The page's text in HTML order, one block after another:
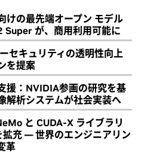
けの最先端オープン モデル
が、商用利用可能に
セキュリティの透明性向上
を提案
援：NVIDIA参画の研究を基
解析システムが社会実装へ
と CUDA-X ライブラリ
充 ― 世界のエンジニアリン
革